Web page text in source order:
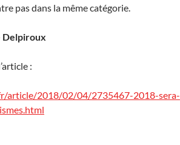
pas dans la même catégorie.
Delpiroux
:
article/2018/02/04/2735467-2018-sera-